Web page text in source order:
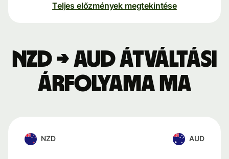
Teljes előzmények megtekintése
NZD → AUD átváltási
árfolyama ma
NZD AUD